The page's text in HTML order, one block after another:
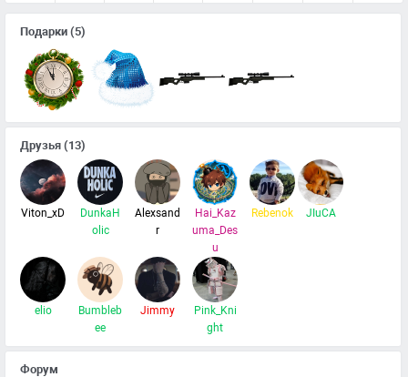
Подарки (5)
Друзья (13)
Viton_xD
DunkaH
olic
Alexsand
r
Hai_Kaz
uma_Des
u
Rebenok JIuCA
elio
Bumbleb
ee
Jimmy
Pink_Kni
ght
Форум